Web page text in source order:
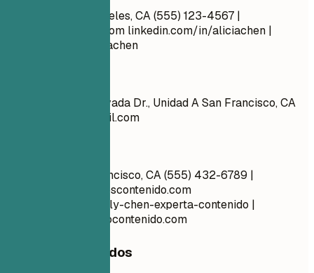
Alicia Chen Los Ángeles, CA (555) 123-4567 |
alicia.chen@email.com linkedin.com/in/aliciachen |
artstation.com/aliciachen
Emily Chen 100 Privada Dr., Unidad A San Francisco, CA
emilychen@webmail.com
Emily Chen San Francisco, CA (555) 432-6789 |
emily.chen@expertoscontenido.com
linkedin.com/in/emily-chen-experta-contenido |
emilychen.portafoliocontenido.com
Consejos rápidos